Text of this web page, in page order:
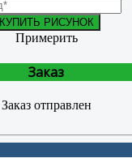
КУПИТЬ РИСУНОК
Примерить
Заказ
Заказ отправлен